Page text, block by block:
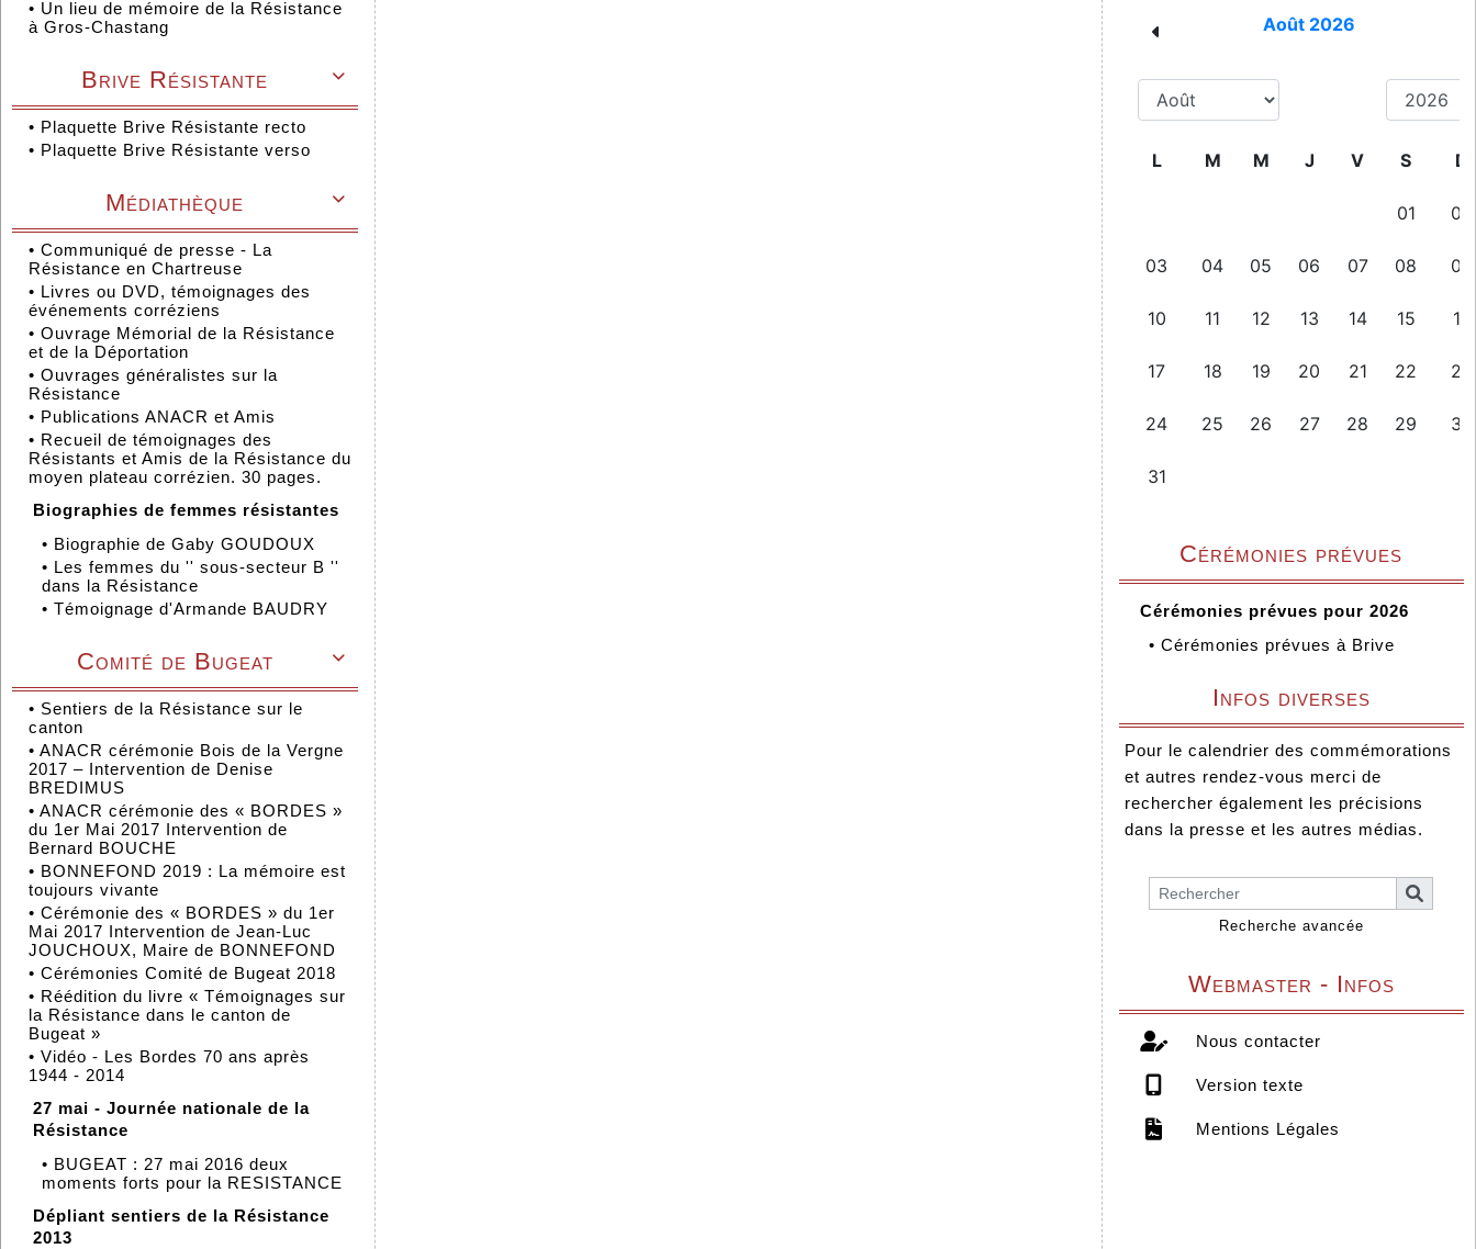
• Un lieu de mémoire de la Résistance
à Gros-Chastang

Brive Résistante
• Plaquette Brive Résistante recto
• Plaquette Brive Résistante verso

Médiathèque
• Communiqué de presse - La
Résistance en Chartreuse
• Livres ou DVD, témoignages des
événements corréziens
• Ouvrage Mémorial de la Résistance
et de la Déportation
• Ouvrages généralistes sur la
Résistance
• Publications ANACR et Amis
• Recueil de témoignages des
Résistants et Amis de la Résistance du
moyen plateau corrézien. 30 pages.
Biographies de femmes résistantes
• Biographie de Gaby GOUDOUX
• Les femmes du '' sous-secteur B ''
dans la Résistance
• Témoignage d'Armande BAUDRY

Comité de Bugeat
• Sentiers de la Résistance sur le
canton
• ANACR cérémonie Bois de la Vergne
2017 – Intervention de Denise
BREDIMUS
• ANACR cérémonie des « BORDES »
du 1er Mai 2017 Intervention de
Bernard BOUCHE
• BONNEFOND 2019 : La mémoire est
toujours vivante
• Cérémonie des « BORDES » du 1er
Mai 2017 Intervention de Jean-Luc
JOUCHOUX, Maire de BONNEFOND
• Cérémonies Comité de Bugeat 2018
• Réédition du livre « Témoignages sur
la Résistance dans le canton de
Bugeat »
• Vidéo - Les Bordes 70 ans après
1944 - 2014
27 mai - Journée nationale de la
Résistance
• BUGEAT : 27 mai 2016 deux
moments forts pour la RESISTANCE
Dépliant sentiers de la Résistance
2013
Cérémonies prévues
Cérémonies prévues pour 2026
• Cérémonies prévues à Brive
Infos diverses
Pour le calendrier des commémorations
et autres rendez-vous merci de
rechercher également les précisions
dans la presse et les autres médias.
Recherche avancée
Webmaster - Infos
Nous contacter
Version texte
Mentions Légales